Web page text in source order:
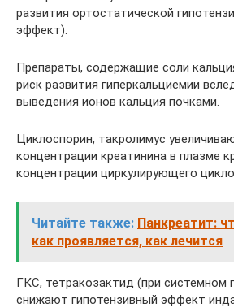
развития ортостатической
эффект).
Препараты, содержащие соли
риск развития гиперкальциемии
выведения ионов кальция почками.
Циклоспорин, такролимус
концентрации креатинина в плазме
концентрации циркулирующего
Читайте также: Панкреатит:
как проявляется, как лечится
ГКС, тетракозактид (при системном
снижают гипотензивный эффект